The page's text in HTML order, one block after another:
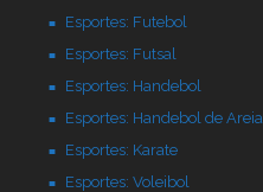
Esportes: Futebol
Esportes: Futsal
Esportes: Handebol
Esportes: Handebol de Areia
Esportes: Karate
Esportes: Voleibol